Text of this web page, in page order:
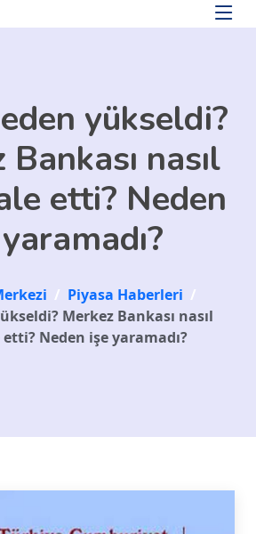
yükseldi?
nasıl
etti? Neden
/ Piyasa Haberleri /
Merkez Bankası nasıl
Neden işe yaramadı?